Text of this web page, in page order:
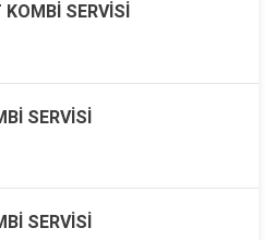
SERVISI
SERVISI
SERVISI